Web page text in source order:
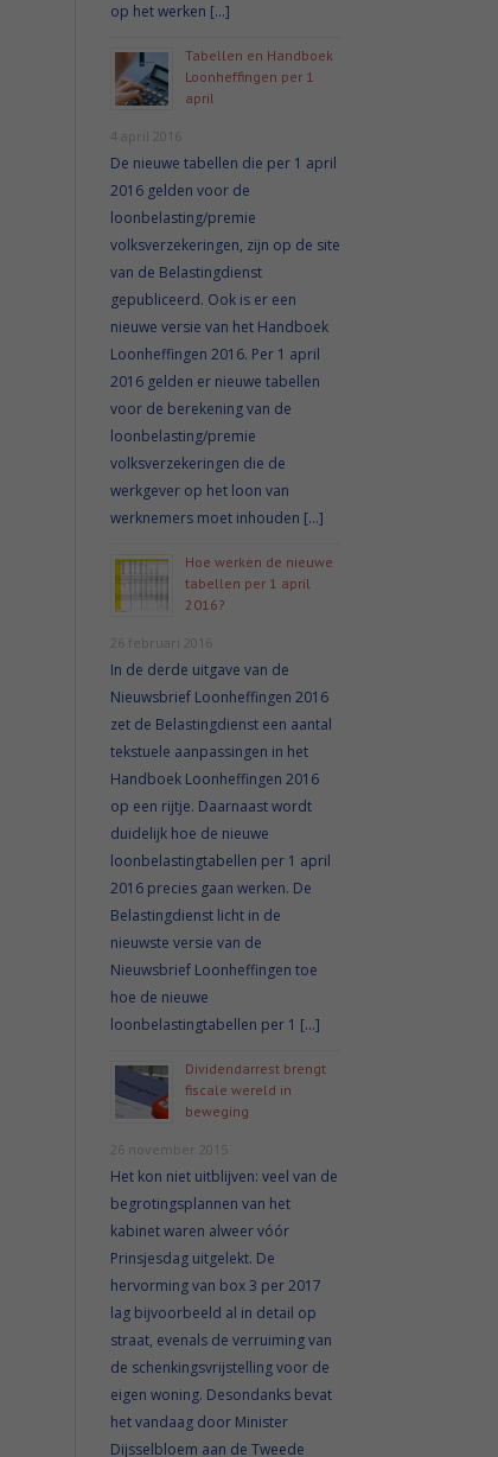
op het werken […]
Tabellen en Handboek
Loonheffingen per 1
april
4 april 2016
De nieuwe tabellen die per 1 april
2016 gelden voor de
loonbelasting/premie
volksverzekeringen, zijn op de site
van de Belastingdienst
gepubliceerd. Ook is er een
nieuwe versie van het Handboek
Loonheffingen 2016. Per 1 april
2016 gelden er nieuwe tabellen
voor de berekening van de
loonbelasting/premie
volksverzekeringen die de
werkgever op het loon van
werknemers moet inhouden […]
Hoe werken de nieuwe
tabellen per 1 april
2016?
26 februari 2016
In de derde uitgave van de
Nieuwsbrief Loonheffingen 2016
zet de Belastingdienst een aantal
tekstuele aanpassingen in het
Handboek Loonheffingen 2016
op een rijtje. Daarnaast wordt
duidelijk hoe de nieuwe
loonbelastingtabellen per 1 april
2016 precies gaan werken. De
Belastingdienst licht in de
nieuwste versie van de
Nieuwsbrief Loonheffingen toe
hoe de nieuwe
loonbelastingtabellen per 1 […]
Dividendarrest brengt
fiscale wereld in
beweging
26 november 2015
Het kon niet uitblijven: veel van de
begrotingsplannen van het
kabinet waren alweer vóór
Prinsjesdag uitgelekt. De
hervorming van box 3 per 2017
lag bijvoorbeeld al in detail op
straat, evenals de verruiming van
de schenkingsvrijstelling voor de
eigen woning. Desondanks bevat
het vandaag door Minister
Dijsselbloem aan de Tweede